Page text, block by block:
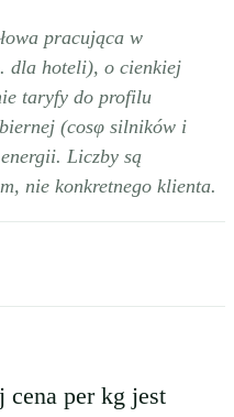
pracująca w
dla hoteli), o cienkiej
taryfy do profilu
(cosφ silników i
Liczby są
nie konkretnego klienta.
cena per kg jest